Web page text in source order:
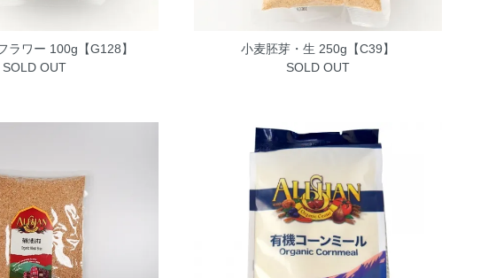
ラワー 100g【G128】
SOLD OUT
小麦胚芽・生 250g【C39】
SOLD OUT